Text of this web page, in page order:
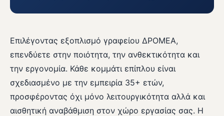
Επιλέγοντας εξοπλισμό γραφείου ΔΡΟΜΕΑ,
επενδύετε στην ποιότητα, την ανθεκτικότητα και
την εργονομία. Κάθε κομμάτι επίπλου είναι
σχεδιασμένο με την εμπειρία 35+ ετών,
προσφέροντας όχι μόνο λειτουργικότητα αλλά και
αισθητική αναβάθμιση στον χώρο εργασίας σας. Η